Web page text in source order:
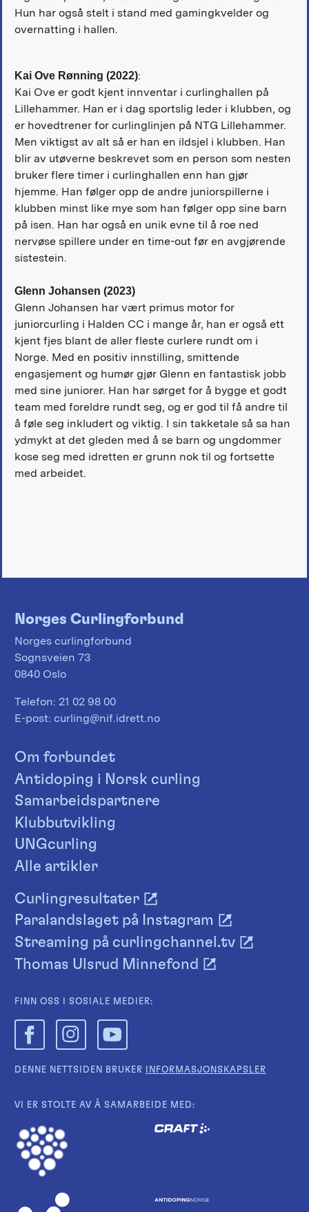
Hun har også stelt i stand med gamingkvelder og
overnatting i hallen.
Kai Ove Rønning (2022):
Kai Ove er godt kjent innventar i curlinghallen på
Lillehammer. Han er i dag sportslig leder i klubben, og
er hovedtrener for curlinglinjen på NTG Lillehammer.
Men viktigst av alt så er han en ildsjel i klubben. Han
blir av utøverne beskrevet som en person som nesten
bruker flere timer i curlinghallen enn han gjør
hjemme. Han følger opp de andre juniorspillerne i
klubben minst like mye som han følger opp sine barn
på isen. Han har også en unik evne til å roe ned
nervøse spillere under en time-out før en avgjørende
sistestein.
Glenn Johansen (2023)
Glenn Johansen har vært primus motor for
juniorcurling i Halden CC i mange år, han er også ett
kjent fjes blant de aller fleste curlere rundt om i
Norge. Med en positiv innstilling, smittende
engasjement og humør gjør Glenn en fantastisk jobb
med sine juniorer. Han har sørget for å bygge et godt
team med foreldre rundt seg, og er god til få andre til
å føle seg inkludert og viktig. I sin takketale så sa han
ydmykt at det gleden med å se barn og ungdommer
kose seg med idretten er grunn nok til og fortsette
med arbeidet.
Norges Curlingforbund
Norges curlingforbund
Sognsveien 73
0840 Oslo
Telefon: 21 02 98 00
E-post: curling@nif.idrett.no
Om forbundet
Antidoping i Norsk curling
Samarbeidspartnere
Klubbutvikling
UNGcurling
Alle artikler
Curlingresultater
Paralandslaget på Instagram
Streaming på curlingchannel.tv
Thomas Ulsrud Minnefond
FINN OSS I SOSIALE MEDIER:
DENNE NETTSIDEN BRUKER INFORMASJONSKAPSLER
VI ER STOLTE AV Å SAMARBEIDE MED: